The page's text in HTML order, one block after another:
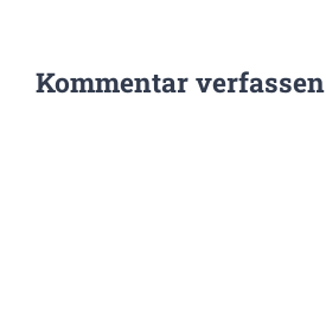
Kommentar verfassen